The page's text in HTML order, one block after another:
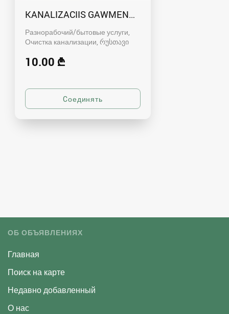
KANALIZACIIS GAWMENDA RUSTAVSHI -
Разнорабочий/бытовые услуги,
Очистка канализации რუსთავი
10.00 ₾
ОБ ОБЪЯВЛЕНИЯХ
Главная
Поиск на карте
Недавно добавленный
О нас